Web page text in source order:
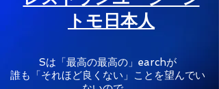
トモ日本人
Sは 「最高の最高の」earchが
誰も「それほど良くない」ことを望んでい